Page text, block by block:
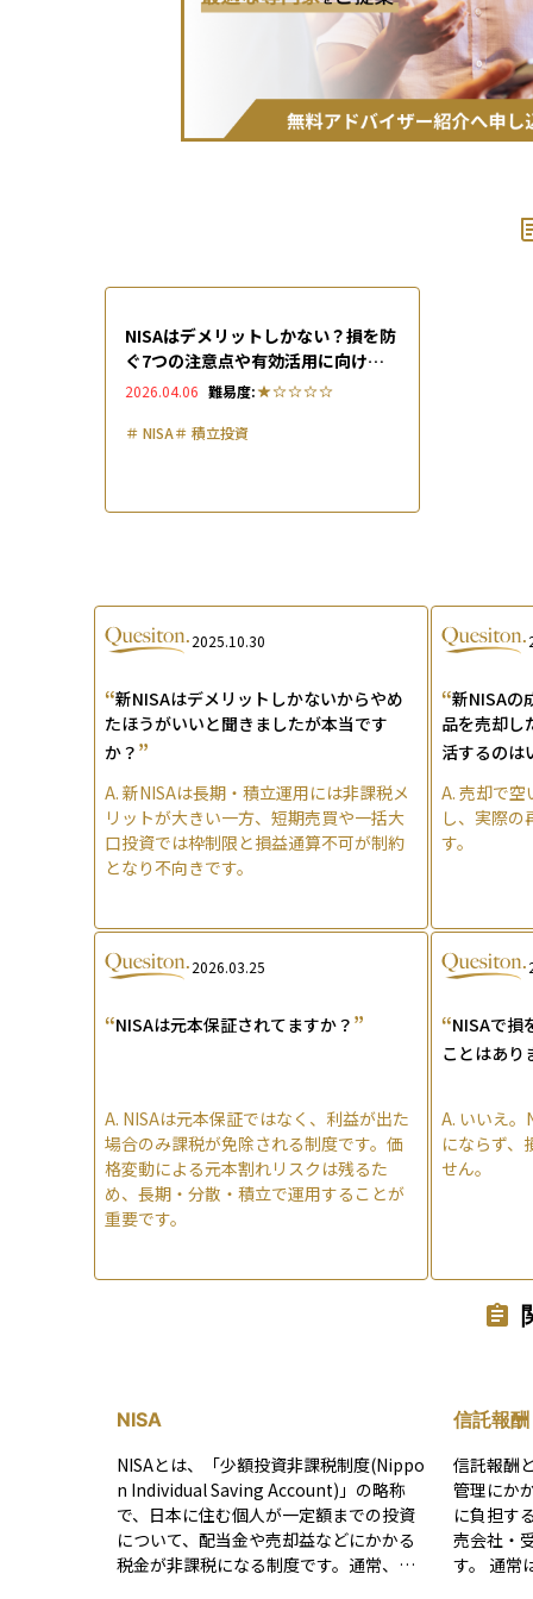
NISAはデメリットしかない？損を防
ぐ7つの注意点や有効活用に向けた3
つの対策を徹底解説
2026.04.06 難易度:
＃ NISA＃ 積立投資
2025.10.30
“新NISAはデメリットしかないからやめ
たほうがいいと聞きましたが本当です
か？ ”
A. 新NISAは長期・積立運用には非課税メ
リットが大きい一方、短期売買や一括大
口投資では枠制限と損益通算不可が制約
となり不向きです。
“新NISAの
品を売却し
活するのは
A. 売却で空
し、実際の
す。
2026.03.25
“NISAは元本保証されてますか？ ”
A. NISAは元本保証ではなく、利益が出た
場合のみ課税が免除される制度です。価
格変動による元本割れリスクは残るた
め、長期・分散・積立で運用することが
重要です。
“NISAで損
ことはあり
A. いいえ。
にならず、
せん。
NISA
NISAとは、「少額投資非課税制度(Nippo
n Individual Saving Account)」の略称
で、日本に住む個人が一定額までの投資
について、配当金や売却益などにかかる
税金が非課税になる制度です。通常、株
信託報酬
信託報酬
管理にか
に負担す
売会社・
す。 通常は年率〇％と表示され、その割